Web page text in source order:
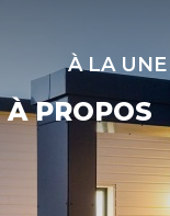
À LA UNE
À PROPOS